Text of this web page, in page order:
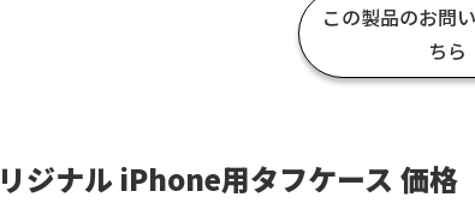
この製品のお問
ちら
ジナル iPhone用タフケース 価格